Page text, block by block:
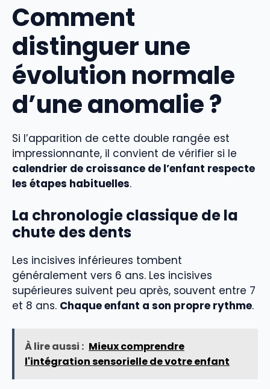
Comment
distinguer une
évolution normale
d’une anomalie ?
Si l’apparition de cette double rangée est
impressionnante, il convient de vérifier si le
calendrier de croissance de l’enfant respecte
les étapes habituelles.
La chronologie classique de la
chute des dents
Les incisives inférieures tombent
généralement vers 6 ans. Les incisives
supérieures suivent peu après, souvent entre 7
et 8 ans. Chaque enfant a son propre rythme.
À lire aussi : Mieux comprendre
l'intégration sensorielle de votre enfant